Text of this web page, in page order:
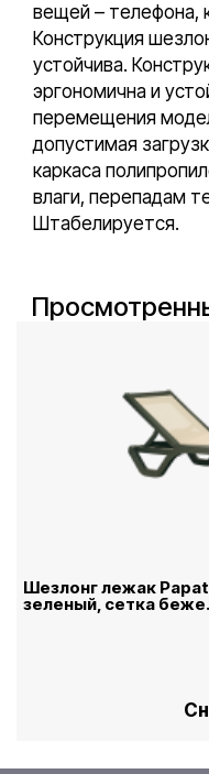
вещей – телефона,
Конструкция
устойчива.
эргономична и
перемещения
допустимая
каркаса
влаги, перепадам
Штабелируется.
Шезлонг лежак
зеленый, сетка